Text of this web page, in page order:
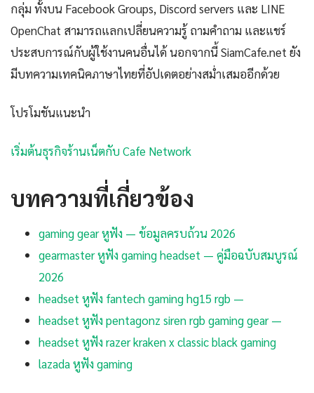
กลุ่ม ทั้งบน Facebook Groups, Discord servers และ LINE
OpenChat สามารถแลกเปลี่ยนความรู้ ถามคำถาม และแชร์
ประสบการณ์กับผู้ใช้งานคนอื่นได้ นอกจากนี้ SiamCafe.net ยัง
มีบทความเทคนิคภาษาไทยที่อัปเดตอย่างสม่ำเสมออีกด้วย
โปรโมชันแนะนำ
เริ่มต้นธุรกิจร้านเน็ตกับ Cafe Network
บทความที่เกี่ยวข้อง
gaming gear หูฟัง — ข้อมูลครบถ้วน 2026
gearmaster หูฟัง gaming headset — คู่มือฉบับสมบูรณ์
2026
headset หูฟัง fantech gaming hg15 rgb —
headset หูฟัง pentagonz siren rgb gaming gear —
headset หูฟัง razer kraken x classic black gaming
lazada หูฟัง gaming